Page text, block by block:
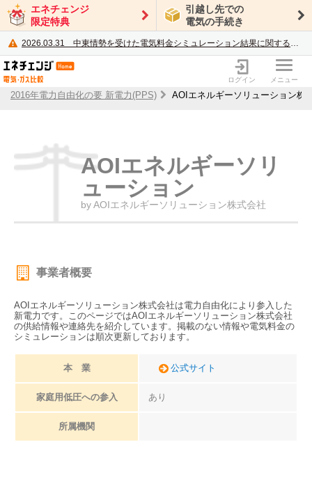
エネチェンジ
限定特典
引越し先での
電気の手続き
2026.03.31 中東情勢を受けた電気料金シミュレーション結果に関するご案内
電力・ガス比較サイト エネチェンジ
ログイン メニュー
2016年電力自由化の要 新電力(PPS) AOIエネルギーソリューション株
AOIエネルギーソリ
ューション
by AOIエネルギーソリューション株式会社
事業者概要
AOIエネルギーソリューション株式会社は電力自由化により参入した
新電力です。このページではAOIエネルギーソリューション株式会社
の供給情報や連絡先を紹介しています。掲載のない情報や電気料金の
シミュレーションは順次更新しております。
本 業 公式サイト
家庭用低圧への参入 あり
所属機関